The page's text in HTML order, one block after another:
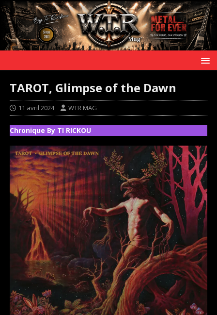
TAROT, Glimpse of the Dawn
11 avril 2024 WTR MAG
Chronique By TI RICKOU